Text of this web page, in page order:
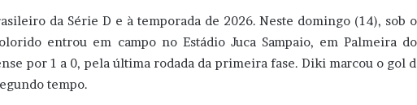
da Série D e à temporada de 2026. Neste domingo (14), sob
entrou em campo no Estádio Juca Sampaio, em Palmeira
por 1 a 0, pela última rodada da primeira fase. Diki marcou o gol
tempo.